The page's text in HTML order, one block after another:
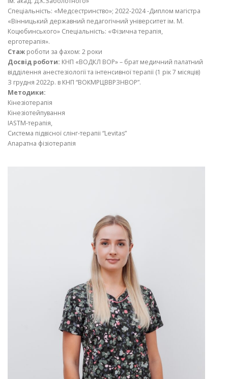
Спеціальність: «Медсестринство»; 2022-2024 -Диплом магістра
«Вінницький державний педагогічний університет ім. М.
Коцюбинського» Спеціальність: «Фізична терапія,
ерготерапія».
Стаж роботи за фахом: 2 роки
Досвід роботи: КНП «ВОДКЛ ВОР» – брат медичний палатний
відділення анестезіології та інтенсивної терапії (1 рік 7 місяців)
З грудня 2022р. в КНП “ВОКМРЦВВРЗНВОР”.
Методики:
Кінезіотерапія
Кінезіотейпування
IASTM-терапія,
Система підвісної слінг-терапіі “Levitas”
Апаратна фізіотерапія